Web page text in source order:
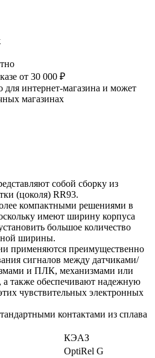
от 30 000 ₽
для интернет-магазина и может
магазинах
собой сборку из
(цоколя) RR93.
компактными решениями в
имеют ширину корпуса
большое количество
ширины.
применяются преимущественно
сигналов между датчиками/
и ПЛК, механизмами или
также обеспечивают надежную
чувствительных электронных
контактами из сплава
КЭАЗ
OptiRel G